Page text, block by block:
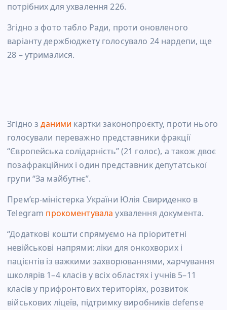
потрібних для ухвалення 226.
Згідно з фото табло Ради, проти оновленого
варіанту держбюджету голосувало 24 нардепи, ще
28 – утрималися.
Згідно зданими картки законопроєкту, проти нього
голосували переважно представники фракції
“Європейська солідарність” (21 голос), а також двоє
позафракційних і один представник депутатської
групи “За майбутнє”.
Прем’єр-міністерка України Юлія Свириденко в
Telegram прокоментувала ухвалення документа.
“Додаткові кошти спрямуємо на пріоритетні
невійськові напрями: ліки для онкохворих і
пацієнтів із важкими захворюваннями, харчування
школярів 1–4 класів у всіх областях і учнів 5–11
класів у прифронтових територіях, розвиток
військових ліцеїв, підтримку виробників defense